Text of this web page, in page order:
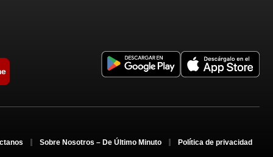
Sobre Nosotros – De Último Minuto Política de privacidad